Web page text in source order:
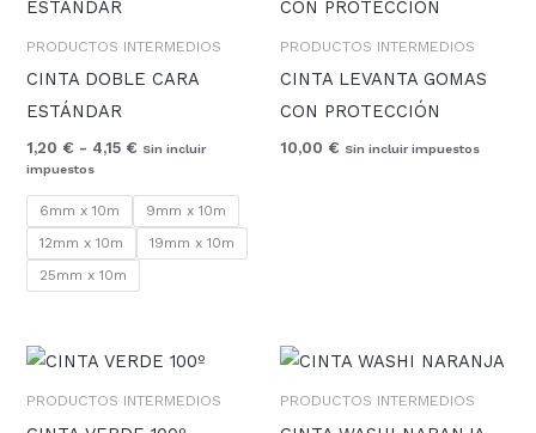
PRODUCTOS INTERMEDIOS
CINTA DOBLE CARA
ESTÁNDAR
1,20 € - 4,15 €
1,20 €
hasta
4,15 €
Sin incluir
impuestos
6mm x 10m
9mm x 10m
12mm x 10m
19mm x 10m
25mm x 10m
PRODUCTOS INTERMEDIOS
CINTA LEVANTA GOMAS
CON PROTECCIÓN
10,00 € Sin incluir impuestos
PRODUCTOS INTERMEDIOS
Rango
precios:
PRODUCTOS INTERMEDIOS
Rango
precios: